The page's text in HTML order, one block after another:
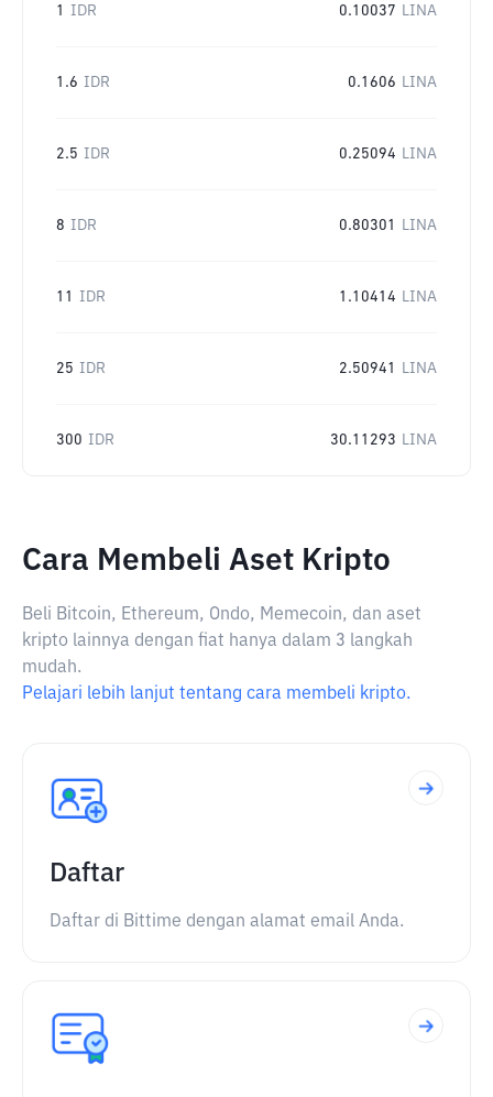
1 IDR 0.10037 LINA
1.6 IDR 0.1606 LINA
2.5 IDR 0.25094 LINA
8 IDR 0.80301 LINA
11 IDR 1.10414 LINA
25 IDR 2.50941 LINA
300 IDR 30.11293 LINA
Cara Membeli Aset Kripto
Beli Bitcoin, Ethereum, Ondo, Memecoin, dan aset
kripto lainnya dengan fiat hanya dalam 3 langkah
mudah.
Pelajari lebih lanjut tentang cara membeli kripto.
Daftar
Daftar di Bittime dengan alamat email Anda.